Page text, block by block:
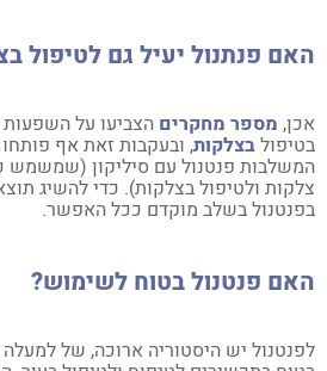
פנתנול יעיל גם לטיפול
מספר מחקריםהצביעו על השפעות
בצלקות, ובעקבות זאת אף פותחו
פנטנול עם סיליקון (שמשמש
ולטיפול בצלקות). כדי להשיג
בשלב מוקדם ככל האפשר.
פנטנול בטוח לשימוש?
יש היסטוריה ארוכה, של למעלה